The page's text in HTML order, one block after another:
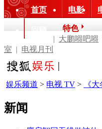
首页 电影
特色
| 大鹏嘚吧嘚
室 | 电视月刊
娱乐频道 > 电视 TV > 《大
新闻